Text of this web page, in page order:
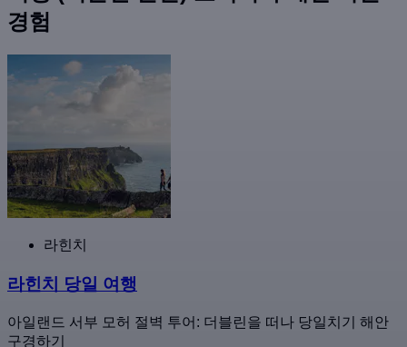
경험
라힌치
라힌치 당일 여행
아일랜드 서부 모허 절벽 투어: 더블린을 떠나 당일치기 해안
구경하기